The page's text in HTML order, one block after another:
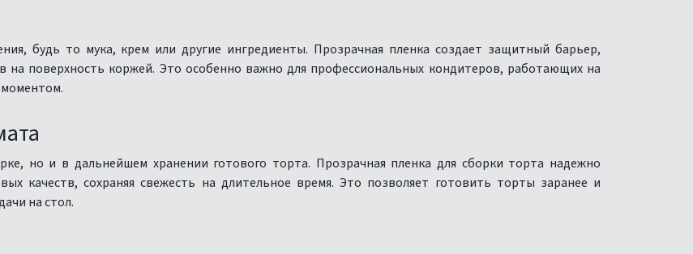
будь то мука, крем или другие ингредиенты. Прозрачная пленка создает защитный барьер,
поверхность коржей. Это особенно важно для профессиональных кондитеров, работающих на
моментом.
но и в дальнейшем хранении готового торта. Прозрачная пленка для сборки торта надежно
качеств, сохраняя свежесть на длительное время. Это позволяет готовить торты заранее и
на стол.